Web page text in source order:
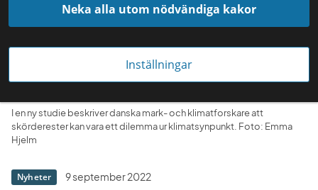
Neka alla utom nödvändiga kakor
Inställningar
I en ny studie beskriver danska mark- och klimatforskare att
skörderester kan vara ett dilemma ur klimatsynpunkt. Foto: Emma
Hjelm
Nyheter 9 september 2022